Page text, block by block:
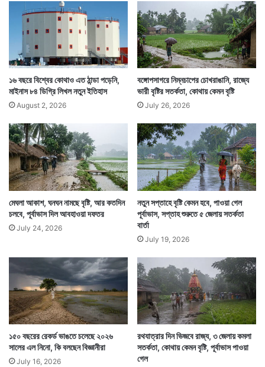
উত্তরবঙ্গে এখন বর্ষার প্রবেশ সময়ের অপেক্ষা। সেখানে ভালই বৃষ্টি
হচ্ছে। কিন্তু এখনও সেভাবে শীতল বারিধারার পরশ পাচ্ছেন না
দক্ষিণবঙ্গের মানুষ।
আবহাওয়া দফতরের পূর্বাভাস, বুধবার থেকে আবহাওয়া কিছুটা
বদলাবে। ঝড়বৃষ্টির সম্ভাবনা বাড়বে। বুধ ও বৃহস্পতিবার দক্ষিণবঙ্গ
জুড়েই ঝড়বৃষ্টির পূর্বাভাস রয়েছে। বাদ যাবেনা কলকাতাও। পশ্চিমের
জেলাগুলিতে ঝড়বৃষ্টি এই সপ্তাহ জুড়েই চলতে পারে।
,
,
২
০
২
১৬ বছরে বিশ্বের কোথাও এত ঠান্ডা পড়েনি,
মাইনাস ৮৪ ডিগ্রি লিখল নতুন ইতিহাস
August 2, 2026
বঙ্গোপসাগরে নিম্নচাপের চোখরাঙানি, রাজ্যে
ভারী বৃষ্টির সতর্কতা, কোথায় কেমন বৃষ্টি
July 26, 2026
মেঘলা আকাশ, ঘনঘন নামছে বৃষ্টি, আর কতদিন
চলবে, পূর্বাভাস দিল আবহাওয়া দফতর
July 24, 2026
নতুন সপ্তাহে বৃষ্টি কেমন হবে, পাওয়া গেল
পূর্বাভাস, সপ্তাহ শুরুতে ৫ জেলায় সতর্কতা
বার্তা
July 19, 2026
১৫০ বছরের রেকর্ড ভাঙতে চলেছে ২০২৬
সালের এল নিনো, কি বলছেন বিজ্ঞানীরা
July 16, 2026
রথযাত্রার দিন ভিজবে রাজ্য, ৩ জেলায় কমলা
সতর্কতা, কোথায় কেমন বৃষ্টি, পূর্বাভাস পাওয়া
গেল